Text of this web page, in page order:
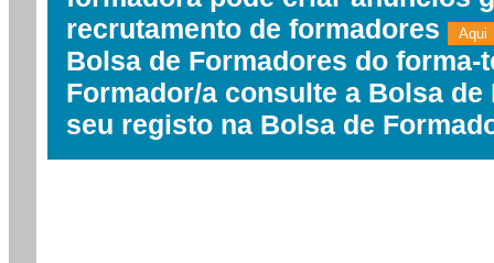
recrutamento de formadores
Aqui
Bolsa de Formadores do forma-
Formador/a consulte a Bolsa de
seu registo na Bolsa de